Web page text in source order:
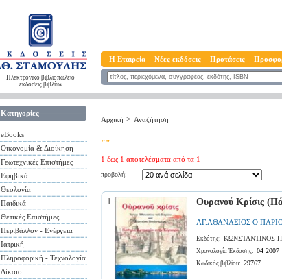
Ηλεκτρονικό βιβλιοπωλείο
εκδόσεις βιβλίων
Η Εταιρεία Νέες εκδόσεις Προτάσεις
Κατηγορίες
eBooks
Οικονομία & Διοίκηση
Γεωτεχνικές Επιστήμες
Εφηβικά
Θεολογία
Παιδικά
Θετικές Επιστήμες
Περιβάλλον - Ενέργεια
Ιατρική
Πληροφορική - Τεχνολογία
Δίκαιο
Αρχική > Αναζήτηση
""
1 έως 1 αποτελέσματα από τα 1
προβολή:
1 Ουρανού Κρίσις
ΑΓ.ΑΘΑΝΑΣΙΟΣ Ο
Εκδότης: ΚΩΝΣΤΑΝΤΙΝΟΣ
Χρονολογία Έκδοσης: 04 2007
Κωδικός βιβλίου: 29767